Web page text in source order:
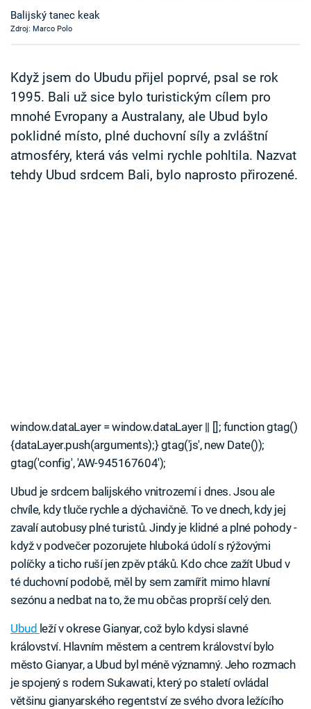
Časopis
Sledujte prima+
Přihlášení
Sledujte nás
Balijský tanec keak
Zdroj: Marco Polo
Když jsem do Ubudu přijel poprvé, psal se rok
1995. Bali už sice bylo turistickým cílem pro
mnohé Evropany a Australany, ale Ubud bylo
poklidné místo, plné duchovní síly a zvláštní
atmosféry, která vás velmi rychle pohltila. Nazvat
tehdy Ubud srdcem Bali, bylo naprosto přirozené.
window.dataLayer = window.dataLayer || []; function gtag()
{dataLayer.push(arguments);} gtag('js', new Date());
gtag('config', 'AW-945167604');
Ubud je srdcem balijského vnitrozemí i dnes. Jsou ale
chvíle, kdy tluče rychle a dýchavičně. To ve dnech, kdy jej
zavalí autobusy plné turistů. Jindy je klidné a plné pohody -
když v podvečer pozorujete hluboká údolí s rýžovými
políčky a ticho ruší jen zpěv ptáků. Kdo chce zažít Ubud v
té duchovní podobě, měl by sem zamířit mimo hlavní
sezónu a nedbat na to, že mu občas proprší celý den.
Ubud leží v okrese Gianyar, což bylo kdysi slavné
království. Hlavním městem a centrem království bylo
město Gianyar, a Ubud byl méně významný. Jeho rozmach
je spojený s rodem Sukawati, který po staletí ovládal
většinu gianyarského regentství ze svého dvora ležícího